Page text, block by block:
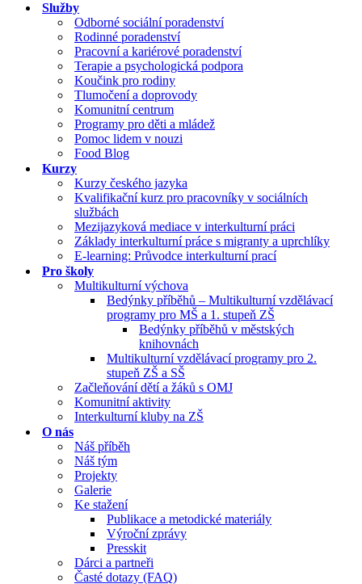
Služby
Odborné sociální poradenství
Rodinné poradenství
Pracovní a kariérové poradenství
Terapie a psychologická podpora
Koučink pro rodiny
Tlumočení a doprovody
Komunitní centrum
Programy pro děti a mládež
Pomoc lidem v nouzi
Food Blog
Kurzy
Kurzy českého jazyka
Kvalifikační kurz pro pracovníky v sociálních
službách
Mezijazyková mediace v interkulturní práci
Základy interkulturní práce s migranty a uprchlíky
E-learning: Průvodce interkulturní prací
Pro školy
Multikulturní výchova
Bedýnky příběhů – Multikulturní vzdělávací
programy pro MŠ a 1. stupeň ZŠ
Bedýnky příběhů v městských
knihovnách
Multikulturní vzdělávací programy pro 2.
stupeň ZŠ a SŠ
Začleňování dětí a žáků s OMJ
Komunitní aktivity
Interkulturní kluby na ZŠ
O nás
Náš příběh
Náš tým
Projekty
Galerie
Ke stažení
Publikace a metodické materiály
Výroční zprávy
Presskit
Dárci a partneři
Časté dotazy (FAQ)